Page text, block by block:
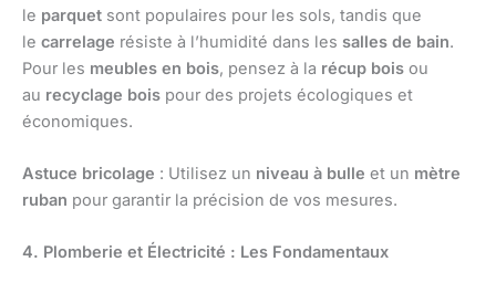
le parquet sont populaires pour les sols, tandis que
le carrelage résiste à l’humidité dans les salles de bain.
Pour les meubles en bois, pensez à la récup bois ou
au recyclage bois pour des projets écologiques et
économiques.
Astuce bricolage : Utilisez un niveau à bulle et un mètre
ruban pour garantir la précision de vos mesures.
4. Plomberie et Électricité : Les Fondamentaux